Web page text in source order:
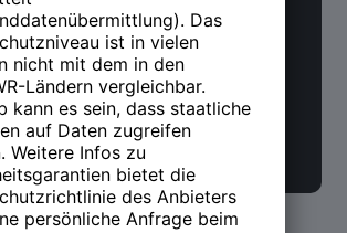
möchtest. Alle 14 Tage.
Jetzt anmelden